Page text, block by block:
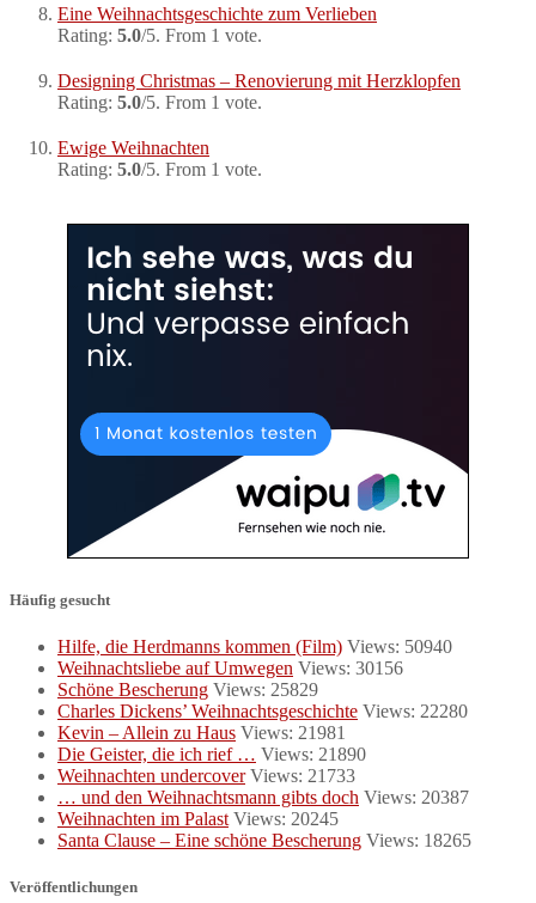
Eine Weihnachtsgeschichte zum Verlieben
Rating: 5.0/5. From 1 vote.
Designing Christmas – Renovierung mit Herzklopfen
Rating: 5.0/5. From 1 vote.
Ewige Weihnachten
Rating: 5.0/5. From 1 vote.
Häufig gesucht
Hilfe, die Herdmanns kommen (Film) Views: 50940
Weihnachtsliebe auf Umwegen Views: 30156
Schöne Bescherung Views: 25829
Charles Dickens’ Weihnachtsgeschichte Views: 22280
Kevin – Allein zu Haus Views: 21981
Die Geister, die ich rief … Views: 21890
Weihnachten undercover Views: 21733
… und den Weihnachtsmann gibts doch Views: 20387
Weihnachten im Palast Views: 20245
Santa Clause – Eine schöne Bescherung Views: 18265
Veröffentlichungen